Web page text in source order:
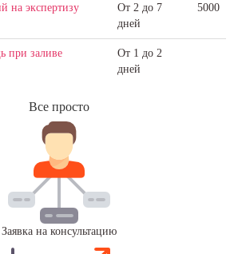
на экспертизу
От 2 до 7
дней
5000
при заливе
От 1 до 2
дней
Все просто
Заявка на консультацию